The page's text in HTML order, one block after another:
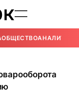
ОБЩЕСТВОАНАЛИТИКА